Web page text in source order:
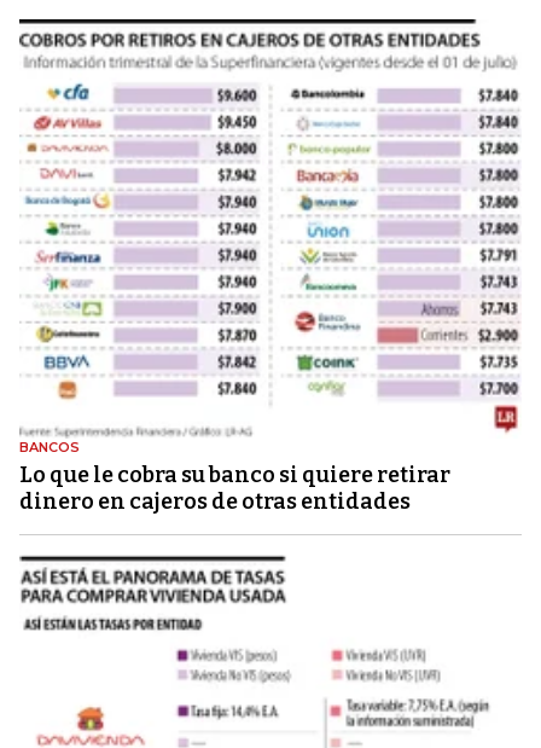
BANCOS
Lo que le cobra su banco si quiere retirar
dinero en cajeros de otras entidades